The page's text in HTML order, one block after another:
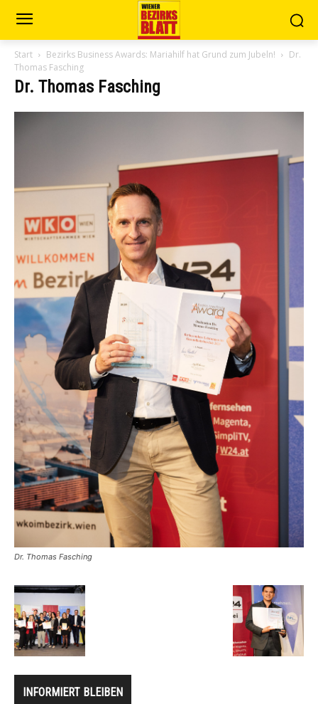
Start Bezirks Business Awards: Mariahilf hat Grund zum Jubeln!
Dr.
Thomas Fasching
Dr. Thomas Fasching
Dr. Thomas Fasching
INFORMIERT BLEIBEN